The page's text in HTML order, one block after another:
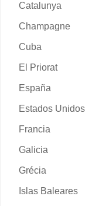
Catalunya
Champagne
Cuba
El Priorat
España
Estados Unidos
Francia
Galicia
Grécia
Islas Baleares